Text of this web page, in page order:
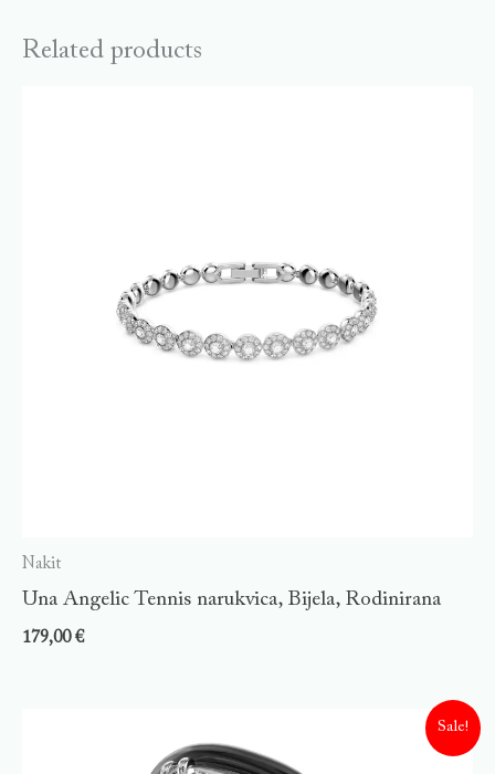
Related products
Nakit
Una Angelic Tennis narukvica, Bijela, Rodinirana
179,00€
Sale!